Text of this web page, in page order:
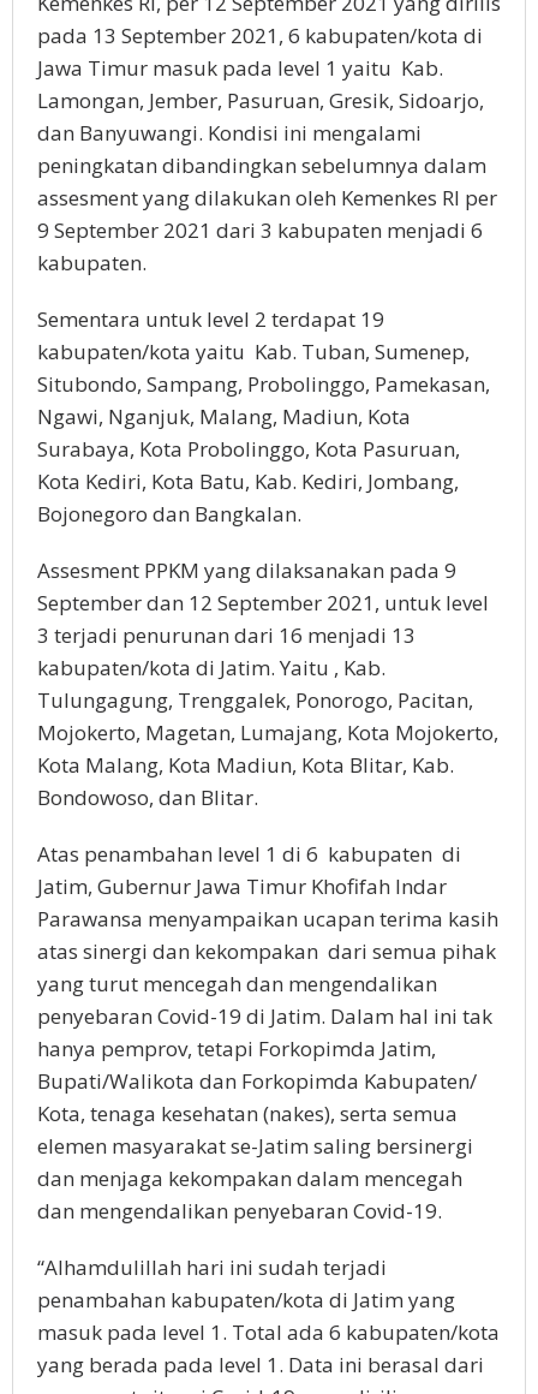
pada 13 September 2021, 6 kabupaten/kota di
Jawa Timur masuk pada level 1 yaitu Kab.
Lamongan, Jember, Pasuruan, Gresik, Sidoarjo,
dan Banyuwangi. Kondisi ini mengalami
peningkatan dibandingkan sebelumnya dalam
assesment yang dilakukan oleh Kemenkes RI per
9 September 2021 dari 3 kabupaten menjadi 6
kabupaten.
Sementara untuk level 2 terdapat 19
kabupaten/kota yaitu Kab. Tuban, Sumenep,
Situbondo, Sampang, Probolinggo, Pamekasan,
Ngawi, Nganjuk, Malang, Madiun, Kota
Surabaya, Kota Probolinggo, Kota Pasuruan,
Kota Kediri, Kota Batu, Kab. Kediri, Jombang,
Bojonegoro dan Bangkalan.
Assesment PPKM yang dilaksanakan pada 9
September dan 12 September 2021, untuk level
3 terjadi penurunan dari 16 menjadi 13
kabupaten/kota di Jatim. Yaitu , Kab.
Tulungagung, Trenggalek, Ponorogo, Pacitan,
Mojokerto, Magetan, Lumajang, Kota Mojokerto,
Kota Malang, Kota Madiun, Kota Blitar, Kab.
Bondowoso, dan Blitar.
Atas penambahan level 1 di 6 kabupaten di
Jatim, Gubernur Jawa Timur Khofifah Indar
Parawansa menyampaikan ucapan terima kasih
atas sinergi dan kekompakan dari semua pihak
yang turut mencegah dan mengendalikan
penyebaran Covid-19 di Jatim. Dalam hal ini tak
hanya pemprov, tetapi Forkopimda Jatim,
Bupati/Walikota dan Forkopimda Kabupaten/
Kota, tenaga kesehatan (nakes), serta semua
elemen masyarakat se-Jatim saling bersinergi
dan menjaga kekompakan dalam mencegah
dan mengendalikan penyebaran Covid-19.
“Alhamdulillah hari ini sudah terjadi
penambahan kabupaten/kota di Jatim yang
masuk pada level 1. Total ada 6 kabupaten/kota
yang berada pada level 1. Data ini berasal dari